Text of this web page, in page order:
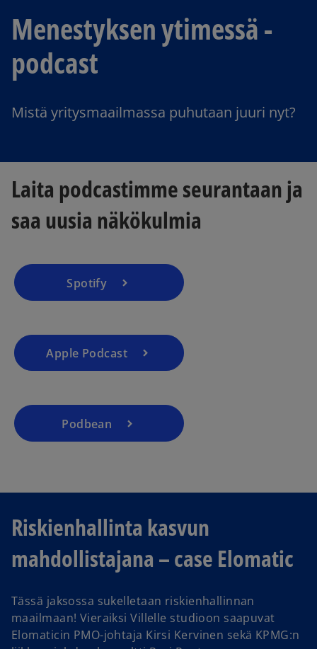
Menestyksen ytimessä -
podcast
Mistä yritysmaailmassa puhutaan juuri nyt?
Laita podcastimme seurantaan ja
saa uusia näkökulmia
Spotify
Apple Podcast
Podbean
Riskienhallinta kasvun
mahdollistajana – case Elomatic
Tässä jaksossa sukelletaan riskienhallinnan
maailmaan! Vieraiksi Villelle studioon saapuvat
Elomaticin PMO-johtaja Kirsi Kervinen sekä KPMG:n